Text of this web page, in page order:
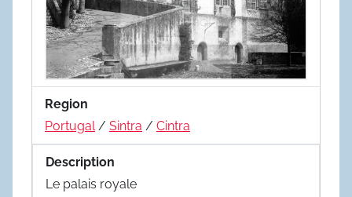
Region
Portugal / Sintra / Cintra
Description
Le palais royale